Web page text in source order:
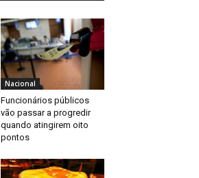
Nacional
Funcionários públicos
vão passar a progredir
quando atingirem oito
pontos